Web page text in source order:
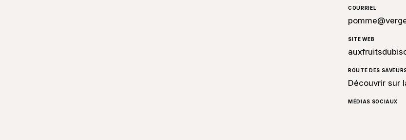
COURRIEL
SITE WEB
ROUTE DES
Découvrir sur
MÉDIAS SOCIAUX